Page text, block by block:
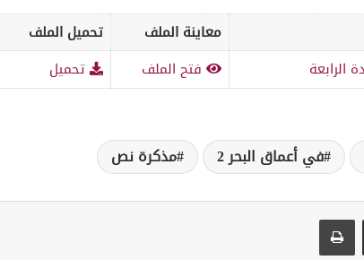
معاينة الملف
تحميل الملف
فتح الملف تحميل
في أعماق البحر 2 مذكرة نص